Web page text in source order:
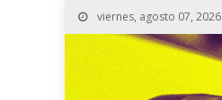
viernes, agosto 07, 2026